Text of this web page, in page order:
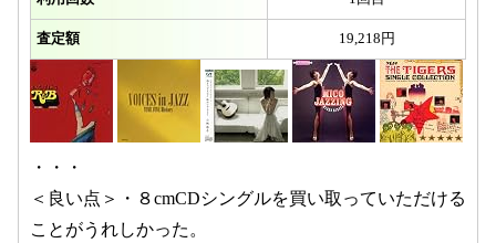
査定額 19,218円
・・・
＜良い点＞・８cmCDシングルを買い取っていただける
ことがうれしかった。